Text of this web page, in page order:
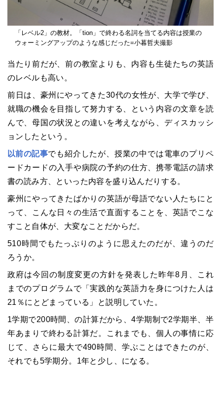
「レベル2」の教材。「tion」で終わる名詞を当てる内容は授業の
ウォーミングアップのような感じだった=小暮哲夫撮影
当たり前だが、前の教室よりも、内容も生徒たちの英語
のレベルも高い。
前日は、豪州にやってきた30代の女性が、大学で学び、
就職の機会を目指して努力する、という内容の文章を読
んで、母国の状況との違いを考えながら、ディスカッシ
ョンしたという。
以前の記事でも紹介したが、授業の中では電車のプリペ
ードカードの入手や病院の予約の仕方、携帯電話の請求
書の読み方、といった内容を盛り込んだりする。
豪州にやってきたばかりの英語が母語でない人たちにと
って、こんな日々の生活で直面することを、英語でこな
すこと自体が、大変なことだからだ。
510時間でもたっぷりのように思えたのだが、違うのだ
ろうか。
政府は今回の制度変更の方針を発表した昨年8月、これ
までのプログラムで「実践的な英語力を身につけた人は
21％にとどまっている」と説明していた。
1学期で200時間、の計算だから、4学期制で2学期半、半
年あまりで終わる計算だ。これまでも、個人の事情に応
じて、さらに最大で490時間、学ぶことはできたのが、
それでも5学期分。1年と少し、になる。